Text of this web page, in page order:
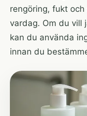
rengöring, fukt
vardag. Om du vill
kan du använda
innan du